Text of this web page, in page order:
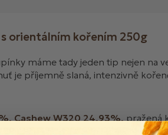
s orientálním kořením 250g
máme tady jeden tip nejen na
je příjemně slaná, intenzivně
Cashew W320 24,93%,pražená
semena černuchy, mletá